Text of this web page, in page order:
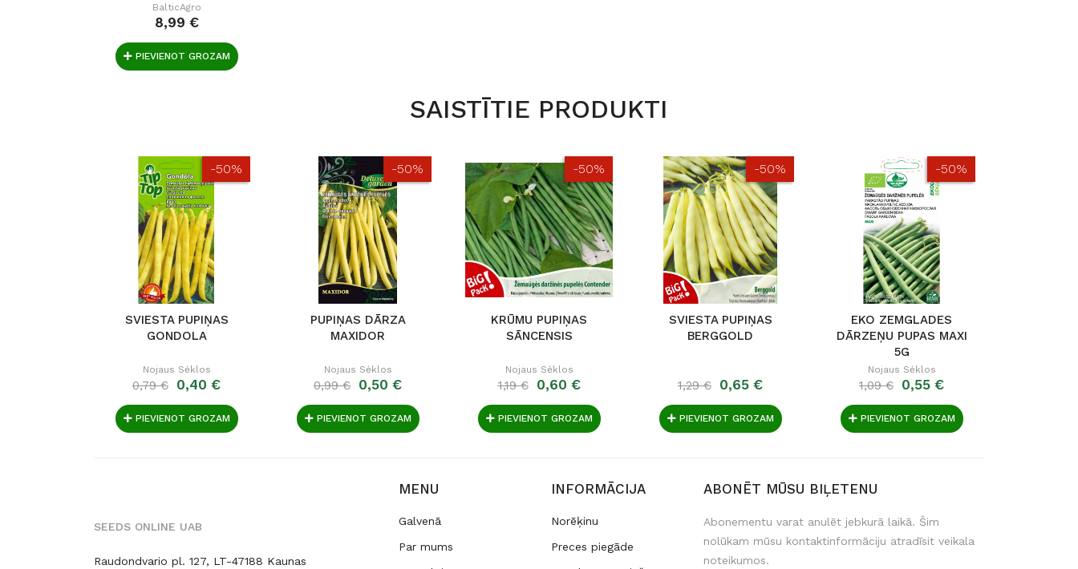
BalticAgro
8,99 €
PIEVIENOT GROZAM
SAISTĪTIE PRODUKTI
-50%
SVIESTA PUPIŅAS
GONDOLA
Nojaus Sėklos
0,79 € 0,40 €
PIEVIENOT GROZAM
-50%
PUPIŅAS DĀRZA
MAXIDOR
Nojaus Sėklos
0,99 € 0,50 €
PIEVIENOT GROZAM
-50%
KRŪMU PUPIŅAS
SĀNCENSIS
Nojaus Sėklos
1,19 € 0,60 €
PIEVIENOT GROZAM
-50%
SVIESTA PUPIŅAS
BERGGOLD
1,29 € 0,65 €
PIEVIENOT GROZAM
-50%
EKO ZEMGLADES
DĀRZEŅU PUPAS MAXI
5G
Nojaus Sėklos
1,09 € 0,55 €
PIEVIENOT GROZAM
SEEDS ONLINE UAB
Raudondvario pl. 127, LT-47188 Kaunas
MENU
Galvenā
Par mums
INFORMĀCIJA
Norēķinu
Preces piegāde
ABONĒT MŪSU BIĻETENU
Abonementu varat anulēt jebkurā laikā. Šim
nolūkam mūsu kontaktinformāciju atradīsit veikala
noteikumos.